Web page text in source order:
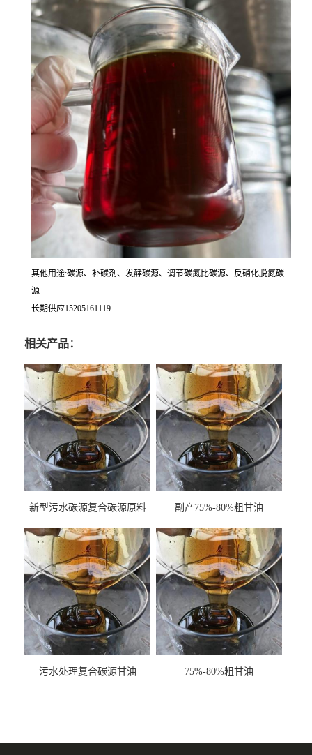
其他用途:碳源、补碳剂、发酵碳源、调节碳氮比碳源、反硝化脱氮碳
源
长期供应15205161119
相关产品：
新型污水碳源复合碳源原料
副产75%-80%粗甘油
污水处理复合碳源甘油
75%-80%粗甘油